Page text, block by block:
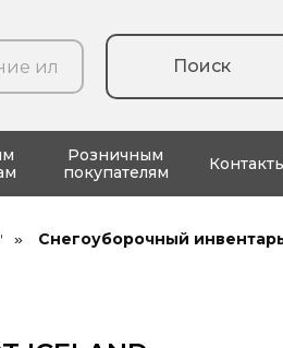
Поиск
Розничным
покупателям
» Снегоуборочный